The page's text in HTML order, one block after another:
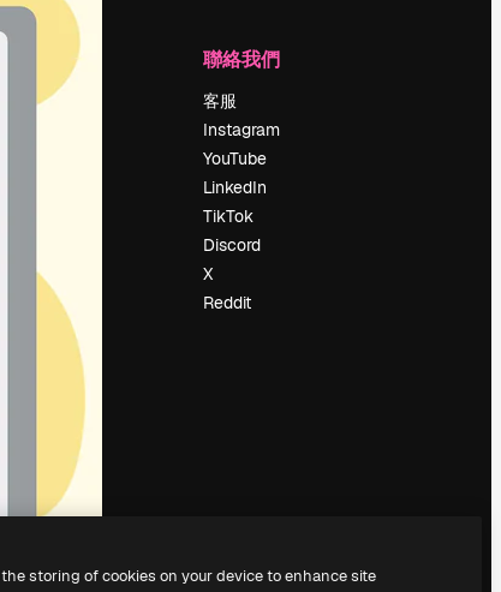
定價
聚會活動
Slidesgo
出售內容
magnific.ai
聯絡我們
客服
Instagram
YouTube
LinkedIn
TikTok
Discord
X
Reddit
storing of cookies on your device to enhance site